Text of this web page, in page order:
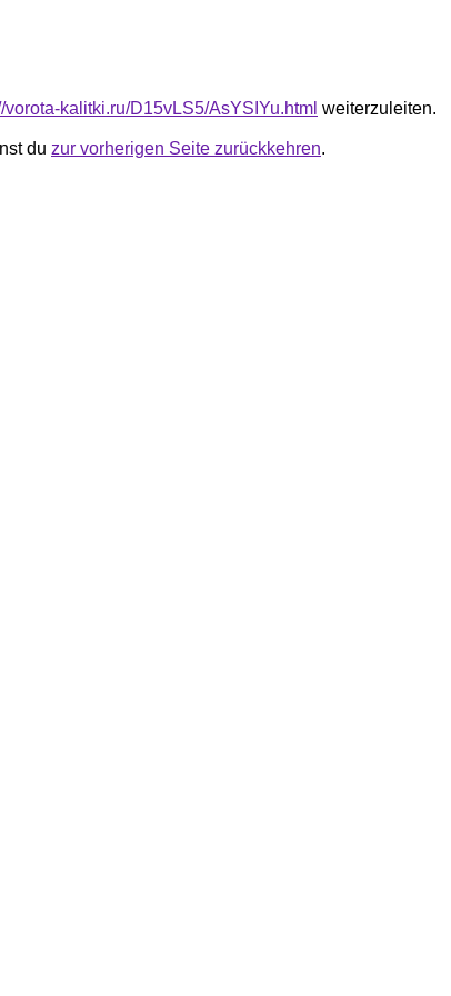
vorota-kalitki.ru/D15vLS5/AsYSIYu.html weiterzuleiten.
du zur vorherigen Seite zurückkehren.